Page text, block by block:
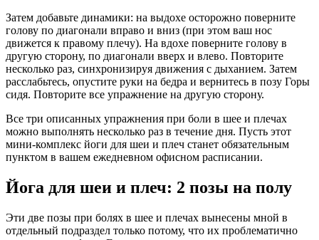
Затем добавьте динамики: на выдохе осторожно поверните
голову по диагонали вправо и вниз (при этом ваш нос
движется к правому плечу). На вдохе поверните голову в
другую сторону, по диагонали вверх и влево. Повторите
несколько раз, синхронизируя движения с дыханием. Затем
расслабьтесь, опустите руки на бедра и вернитесь в позу Горы
сидя. Повторите все упражнение на другую сторону.
Все три описанных упражнения при боли в шее и плечах
можно выполнять несколько раз в течение дня. Пусть этот
мини-комплекс йоги для шеи и плеч станет обязательным
пунктом в вашем ежедневном офисном расписании.
Йога для шеи и плеч: 2 позы на полу
Эти две позы при болях в шее и плечах вынесены мной в
отдельный подраздел только потому, что их проблематично